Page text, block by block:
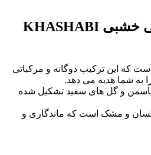
نت های ادکلن عربی خشبی KHASHABI
که این ترکیب دوگانه و مرکباتی
شما هدیه می دهد.
و گل های سفید تشکیل شده
و مشک است که ماندگاری و